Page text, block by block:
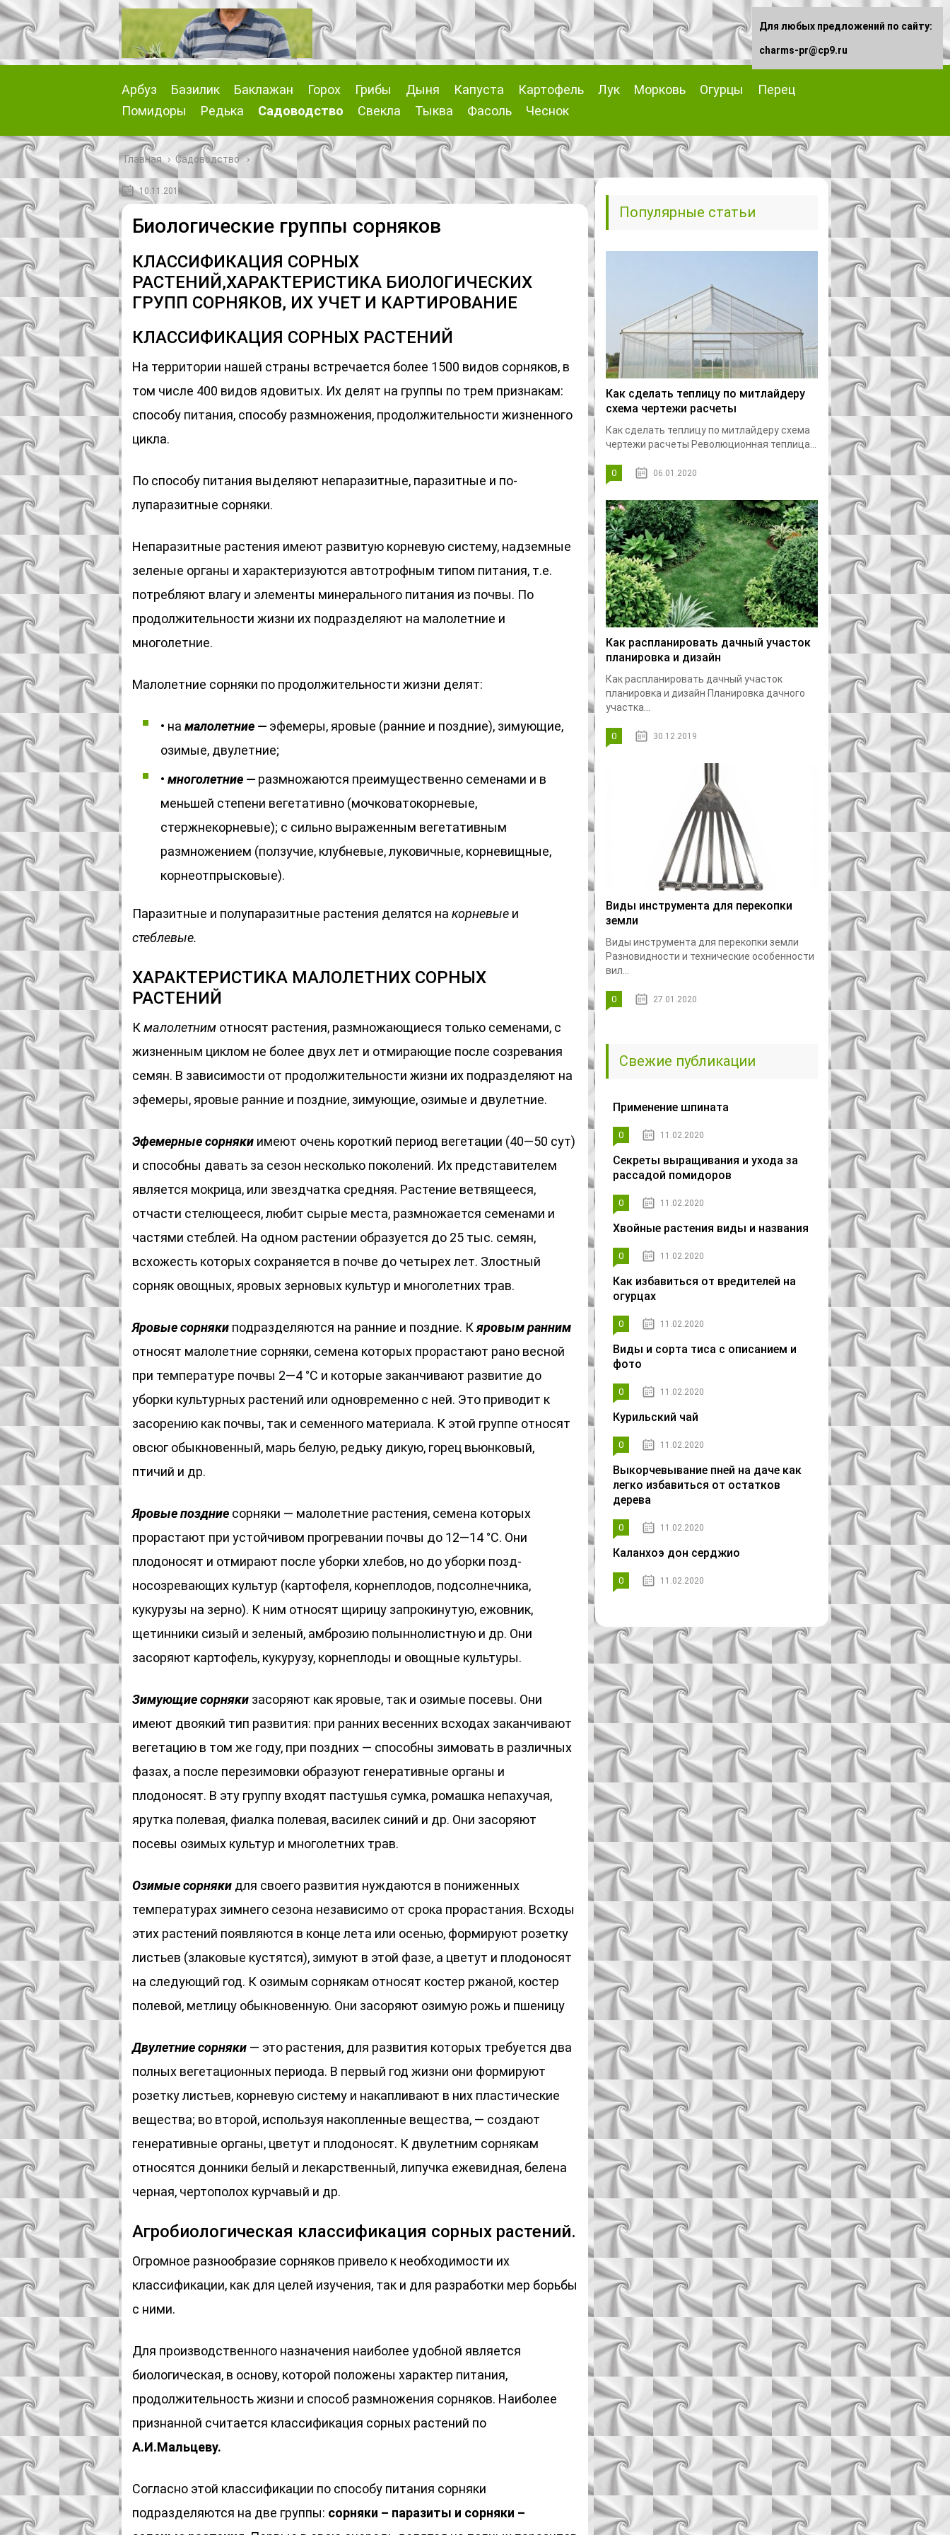
Арбуз Базилик Баклажан Горох Грибы Дыня Капуста Картофель Лук Морковь Огурцы
Перец
Помидоры
Редька Садоводство Свекла Тыква Фасоль Чеснок
Главная › Садоводство
10.11.2019
Биологические группы сорняков
КЛАССИФИКАЦИЯ СОРНЫХ
РАСТЕНИЙ,ХАРАКТЕРИСТИКА БИОЛОГИЧЕСКИХ
ГРУПП СОРНЯКОВ, ИХ УЧЕТ И КАРТИРОВАНИЕ
КЛАССИФИКАЦИЯ СОРНЫХ РАСТЕНИЙ
На территории нашей страны встречается более 1500 видов сорняков, в
том числе 400 видов ядовитых. Их делят на группы по трем признакам:
способу питания, способу размножения, продолжительности жизненного
цикла.
По способу питания выделяют непаразитные, паразитные и по-
лупаразитные сорняки.
Непаразитные растения имеют развитую корневую систему, надземные
зеленые органы и характеризуются автотрофным типом питания, т.е.
потребляют влагу и элементы минерального питания из почвы. По
продолжительности жизни их подразделяют на малолетние и
многолетние.
Малолетние сорняки по продолжительности жизни делят:
• на малолетние —эфемеры, яровые (ранние и поздние), зимующие,
озимые, двулетние;
• многолетние —размножаются преимущественно семенами и в
меньшей степени вегетативно (мочковатокорневые,
стержнекорневые); с сильно выраженным вегетативным
размножением (ползучие, клубневые, луковичные, корневищные,
корнеотпрысковые).
Паразитные и полупаразитные растения делятся на корневые и
стеблевые.
ХАРАКТЕРИСТИКА МАЛОЛЕТНИХ СОРНЫХ
РАСТЕНИЙ
Кмалолетним относят растения, размножающиеся только семенами, с
жизненным циклом не более двух лет и отмирающие после созревания
семян. В зависимости от продолжительности жизни их подразделяют на
эфемеры, яровые ранние и поздние, зимующие, озимые и двулетние.
Эфемерные сорняки имеют очень короткий период вегетации (40—50 сут)
и способны давать за сезон несколько поколений. Их представителем
является мокрица, или звездчатка средняя. Растение ветвящееся,
отчасти стелющееся, любит сырые места, размножается семенами и
частями стеблей. На одном растении образуется до 25 тыс. семян,
всхожесть которых сохраняется в почве до четырех лет. Злостный
сорняк овощных, яровых зерновых культур и многолетних трав.
Яровые сорняки подразделяются на ранние и поздние. Кяровым ранним
относят малолетние сорняки, семена которых прорастают рано весной
при температуре почвы 2—4 °С и которые заканчивают развитие до
уборки культурных растений или одновременно с ней. Это приводит к
засорению как почвы, так и семенного материала. К этой группе относят
овсюг обыкновенный, марь белую, редьку дикую, горец вьюнковый,
птичий и др.
Яровые поздние сорняки — малолетние растения, семена которых
прорастают при устойчивом прогревании почвы до 12—14 °С. Они
плодоносят и отмирают после уборки хлебов, но до уборки позд-
носозревающих культур (картофеля, корнеплодов, подсолнечника,
кукурузы на зерно). К ним относят щирицу запрокинутую, ежовник,
щетинники сизый и зеленый, амброзию полыннолистную и др. Они
засоряют картофель, кукурузу, корнеплоды и овощные культуры.
Зимующие сорняки засоряют как яровые, так и озимые посевы. Они
имеют двоякий тип развития: при ранних весенних всходах заканчивают
вегетацию в том же году, при поздних — способны зимовать в различных
фазах, а после перезимовки образуют генеративные органы и
плодоносят. В эту группу входят пастушья сумка, ромашка непахучая,
ярутка полевая, фиалка полевая, василек синий и др. Они засоряют
посевы озимых культур и многолетних трав.
Озимые сорняки для своего развития нуждаются в пониженных
температурах зимнего сезона независимо от срока прорастания. Всходы
этих растений появляются в конце лета или осенью, формируют розетку
листьев (злаковые кустятся), зимуют в этой фазе, а цветут и плодоносят
на следующий год. К озимым сорнякам относят костер ржаной, костер
полевой, метлицу обыкновенную. Они засоряют озимую рожь и пшеницу
Двулетние сорняки — это растения, для развития которых требуется два
полных вегетационных периода. В первый год жизни они формируют
розетку листьев, корневую систему и накапливают в них пластические
вещества; во второй, используя накопленные вещества, — создают
генеративные органы, цветут и плодоносят. К двулетним сорнякам
относятся донники белый и лекарственный, липучка ежевидная, белена
черная, чертополох курчавый и др.
Агробиологическая классификация сорных растений.
Огромное разнообразие сорняков привело к необходимости их
классификации, как для целей изучения, так и для разработки мер борьбы
с ними.
Для производственного назначения наиболее удобной является
биологическая, в основу, которой положены характер питания,
продолжительность жизни и способ размножения сорняков. Наиболее
признанной считается классификация сорных растений по
А.И.Мальцеву.
Согласно этой классификации по способу питания сорняки
подразделяются на две группы: сорняки – паразиты и сорняки –
Популярные статьи
Как сделать теплицу по митлайдеру
схема чертежи расчеты
Как сделать теплицу по митлайдеру схема
чертежи расчеты Революционная теплица...
0 06.01.2020
Как распланировать дачный участок
планировка и дизайн
Как распланировать дачный участок
планировка и дизайн Планировка дачного
участка...
0 30.12.2019
Виды инструмента для перекопки
земли
Виды инструмента для перекопки земли
Разновидности и технические особенности
вил...
0 27.01.2020
Свежие публикации
Применение шпината
0 11.02.2020
Секреты выращивания и ухода за
рассадой помидоров
0 11.02.2020
Хвойные растения виды и названия
0 11.02.2020
Как избавиться от вредителей на
огурцах
0 11.02.2020
Виды и сорта тиса с описанием и
фото
0 11.02.2020
Курильский чай
0 11.02.2020
Выкорчевывание пней на даче как
легко избавиться от остатков
дерева
0 11.02.2020
Каланхоэ дон серджио
0 11.02.2020
Для любых предложений по сайту:
charms-pr@cp9.ru